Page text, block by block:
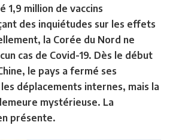
1,9 million de vaccins
des inquiétudes sur les effets
la Corée du Nord ne
cas de Covid-19. Dès le début
le pays a fermé ses
déplacements internes, mais la
mystérieuse. La
présente.